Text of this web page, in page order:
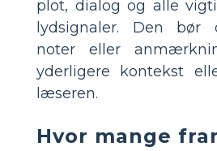
plot, dialog og alle
lydsignaler. Den bør
noter eller
yderligere kontekst
læseren.
Hvor mange